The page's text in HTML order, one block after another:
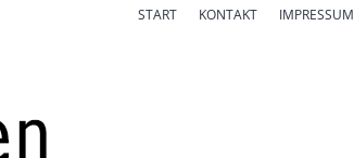
START KONTAKT IMPRESSUM